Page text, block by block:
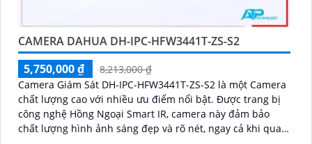
CAMERA DAHUA DH-IPC-HFW3441T-ZS-S2
5,750,000 ₫
8,213,000 ₫
Camera Giám Sát DH-IPC-HFW3441T-ZS-S2 là một Camera
chất lượng cao với nhiều ưu điểm nổi bật. Được trang bị
công nghệ Hồng Ngoại Smart IR, camera này đảm bảo
chất lượng hình ảnh sáng đẹp và rõ nét, ngay cả khi quan